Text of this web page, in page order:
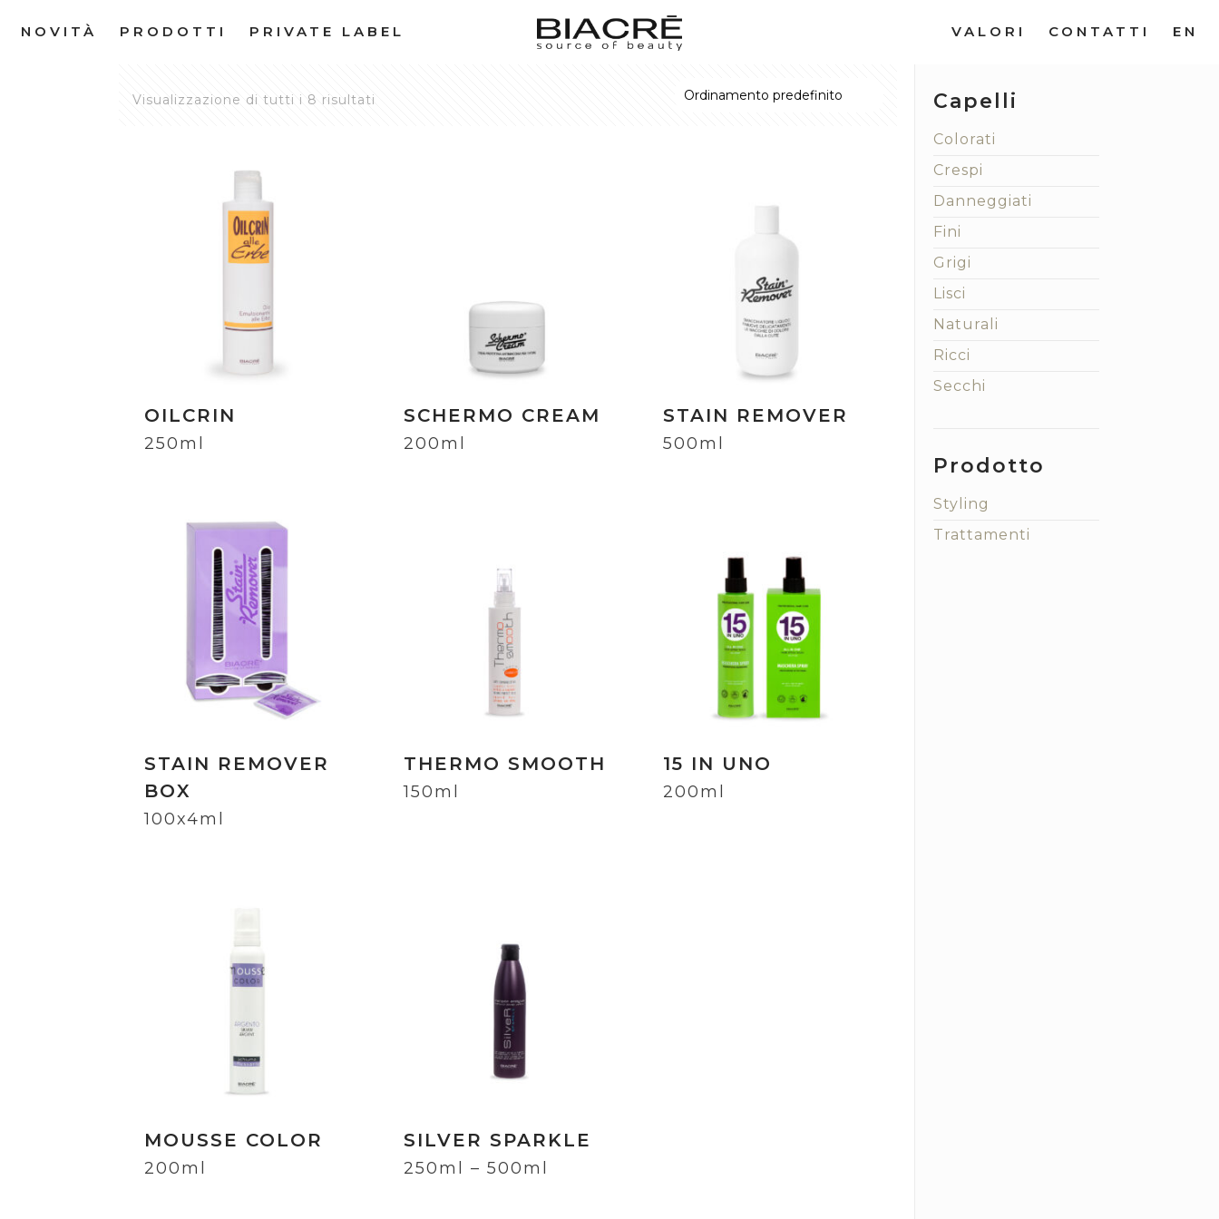
NOVITÀ PRODOTTI PRIVATE LABEL VALORI CONTATTI EN
Visualizzazione di tutti i 8 risultati
OILCRIN
250ml
SCHERMO CREAM
200ml
STAIN REMOVER
500ml
STAIN REMOVER
BOX
100x4ml
THERMO SMOOTH
150ml
15 IN UNO
200ml
MOUSSE COLOR
200ml
SILVER SPARKLE
250ml – 500ml
Capelli
Colorati
Crespi
Danneggiati
Fini
Grigi
Lisci
Naturali
Ricci
Secchi
Prodotto
Styling
Trattamenti